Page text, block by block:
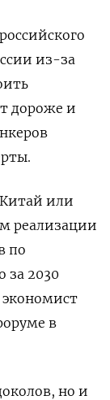
из-за
дороже и
или
реализации
по
за 2030
в
но и